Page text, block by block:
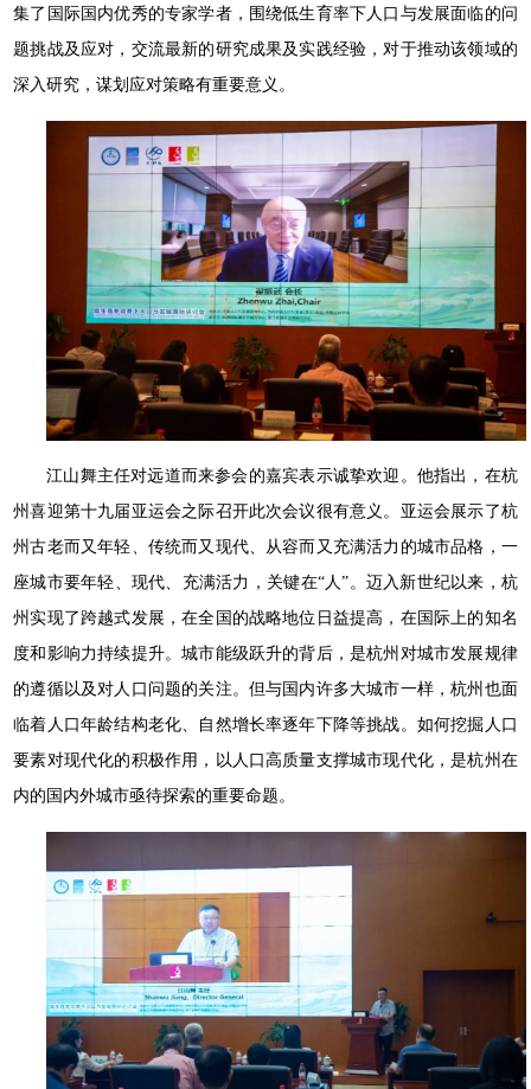
集了国际国内优秀的专家学者，围绕低生育率下人口与发展面临的问
题挑战及应对，交流最新的研究成果及实践经验，对于推动该领域的
深入研究，谋划应对策略有重要意义。
江山舞主任对远道而来参会的嘉宾表示诚挚欢迎。他指出，在杭
州喜迎第十九届亚运会之际召开此次会议很有意义。亚运会展示了杭
州古老而又年轻、传统而又现代、从容而又充满活力的城市品格，一
座城市要年轻、现代、充满活力，关键在“人”。迈入新世纪以来，杭
州实现了跨越式发展，在全国的战略地位日益提高，在国际上的知名
度和影响力持续提升。城市能级跃升的背后，是杭州对城市发展规律
的遵循以及对人口问题的关注。但与国内许多大城市一样，杭州也面
临着人口年龄结构老化、自然增长率逐年下降等挑战。如何挖掘人口
要素对现代化的积极作用，以人口高质量支撑城市现代化，是杭州在
内的国内外城市亟待探索的重要命题。